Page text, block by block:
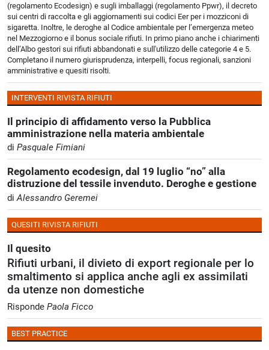
(regolamento Ecodesign) e sugli imballaggi (regolamento Ppwr), il decreto
sui centri di raccolta e gli aggiornamenti sui codici Eer per i mozziconi di
sigaretta. Inoltre, le deroghe al Codice ambientale per l’emergenza meteo
nel Mezzogiorno e il bonus sociale rifiuti. In primo piano anche i chiarimenti
dell’Albo gestori sui rifiuti abbandonati e sull'utilizzo delle categorie 4 e 5.
Completano il numero giurisprudenza, interpelli, focus regionali, sanzioni
amministrative e quesiti risolti.
INTERVENTI RIVISTA RIFIUTI
Il principio di affidamento verso la Pubblica
amministrazione nella materia ambientale
di Pasquale Fimiani
Regolamento ecodesign, dal 19 luglio “no” alla
distruzione del tessile invenduto. Deroghe e gestione
di Alessandro Geremei
QUESITI RIVISTA RIFIUTI
Il quesito
Rifiuti urbani, il divieto di export regionale per lo
smaltimento si applica anche agli ex assimilati
da utenze non domestiche
Risponde Paola Ficco
BEST PRACTICE